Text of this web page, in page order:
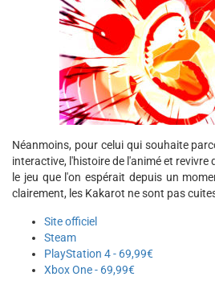
Néanmoins, pour celui qui souhaite
interactive, l'histoire de l'animé et revivre
le jeu que l'on espérait depuis un
clairement, les Kakarot ne sont pas
Site officiel
Steam
PlayStation 4 - 69,99€
Xbox One - 69,99€